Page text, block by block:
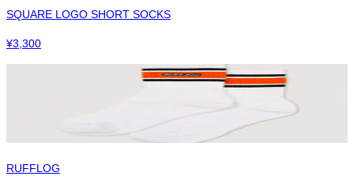
SQUARE LOGO SHORT SOCKS
¥3,300
RUFFLOG